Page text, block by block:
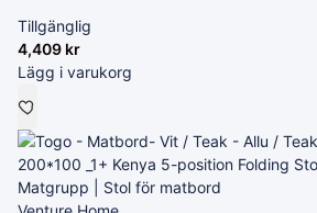
Tillgänglig
4,409 kr
Lägg i varukorg